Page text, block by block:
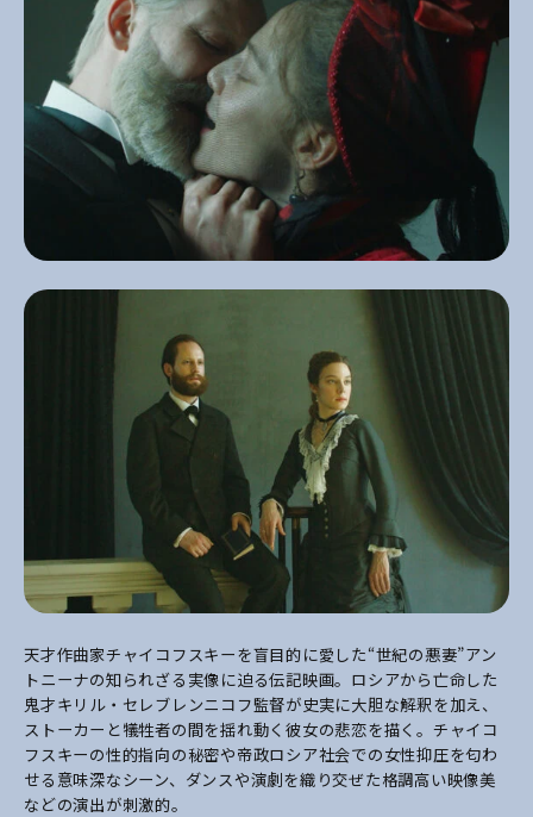
天才作曲家チャイコフスキーを盲目的に愛した“世紀の悪妻”アン
トニーナの知られざる実像に迫る伝記映画。ロシアから亡命した
鬼才キリル・セレブレンニコフ監督が史実に大胆な解釈を加え、
ストーカーと犠牲者の間を揺れ動く彼女の悲恋を描く。チャイコ
フスキーの性的指向の秘密や帝政ロシア社会での女性抑圧を匂わ
せる意味深なシーン、ダンスや演劇を織り交ぜた格調高い映像美
などの演出が刺激的。